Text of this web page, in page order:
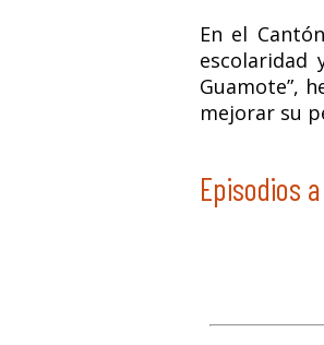
En el
escolaridad
Guamote”,
mejorar su
Episodios